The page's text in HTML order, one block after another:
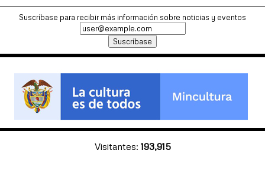
Suscríbase para recibir más información sobre noticias y eventos
Visitantes: 193,915